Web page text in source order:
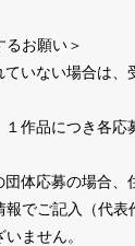
るお願い＞
いない場合は、
作品につき各応
体応募の場合、
でご記入（代表
ません。